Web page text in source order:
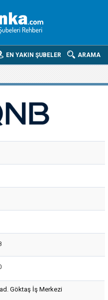
ARAMA
EN YAKIN ŞUBELER
Göktaş İş Merkezi